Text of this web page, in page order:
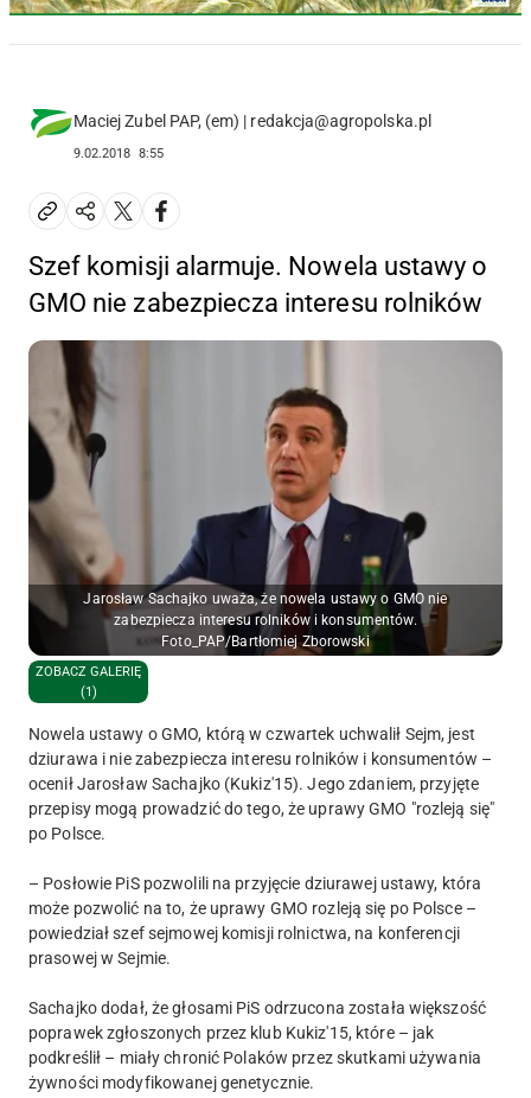
Maciej Zubel PAP, (em) | redakcja@agropolska.pl
9.02.2018 8:55
Szef komisji alarmuje. Nowela ustawy o
GMO nie zabezpiecza interesu rolników
Jarosław Sachajko uważa, że nowela ustawy o GMO nie
zabezpiecza interesu rolników i konsumentów.
Foto_PAP/Bartłomiej Zborowski
ZOBACZ GALERIĘ
(1)
Nowela ustawy o GMO, którą w czwartek uchwalił Sejm, jest
dziurawa i nie zabezpiecza interesu rolników i konsumentów –
ocenił Jarosław Sachajko (Kukiz'15). Jego zdaniem, przyjęte
przepisy mogą prowadzić do tego, że uprawy GMO "rozleją się"
po Polsce.
– Posłowie PiS pozwolili na przyjęcie dziurawej ustawy, która
może pozwolić na to, że uprawy GMO rozleją się po Polsce –
powiedział szef sejmowej komisji rolnictwa, na konferencji
prasowej w Sejmie.
Sachajko dodał, że głosami PiS odrzucona została większość
poprawek zgłoszonych przez klub Kukiz'15, które – jak
podkreślił – miały chronić Polaków przez skutkami używania
żywności modyfikowanej genetycznie.